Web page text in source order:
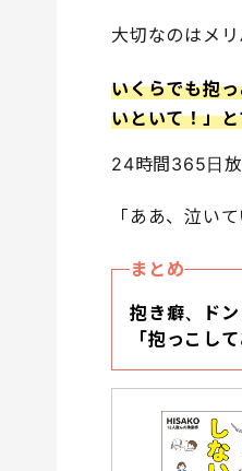
大切なのはメリ
いくらでも抱
いといて！」
24時間365日放
「ああ、泣い
まとめ
抱き癖、ドン
「抱っこし